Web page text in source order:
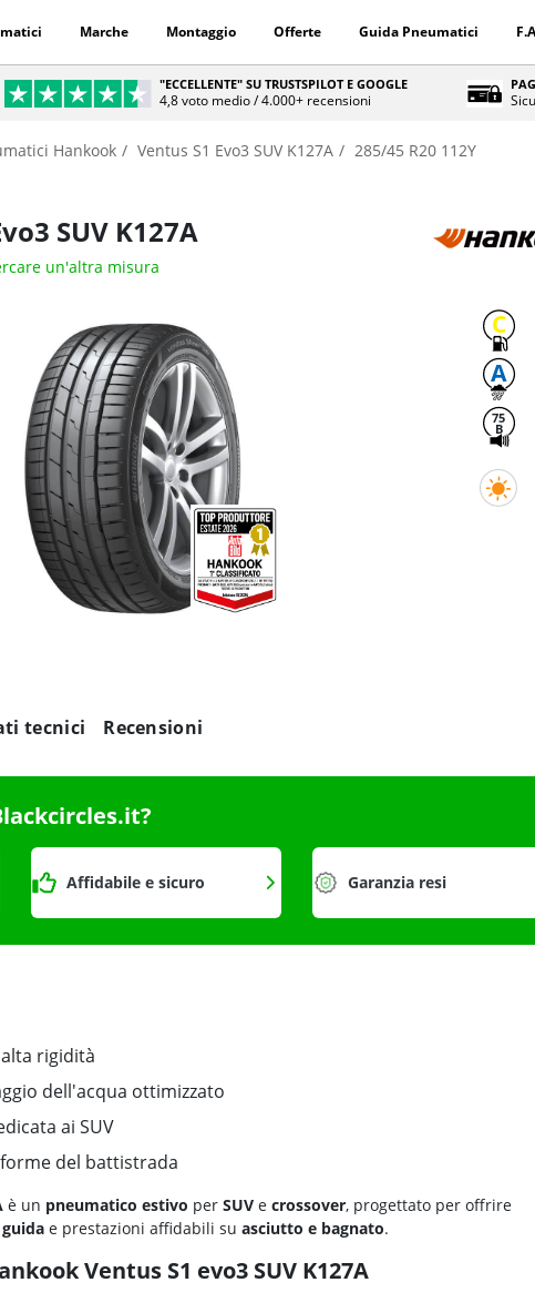
Marche Montaggio Offerte Guida Pneumatici
"ECCELLENTE" SU TRUSTSPILOT E GOOGLE
4,8 voto medio / 4.000+ recensioni
Hankook Ventus S1 Evo3 SUV K127A
285/45 R20 112Y
SUV K127A
un'altra misura
C
A
75
B
tecnici Recensioni
Affidabile e sicuro Garanzia resi
rigidità
dell'acqua ottimizzato
ai SUV
del battistrada
è un pneumatico estivo per SUV e crossover, progettato per offrire
e prestazioni affidabili su asciutto e bagnato.
Ventus S1 evo3 SUV K127A